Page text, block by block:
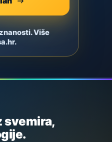
Više
svemira,